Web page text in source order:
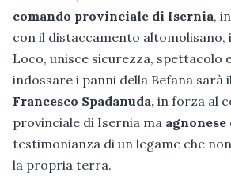
comando provinciale di Isernia,
con il distaccamento altomolisano,
Loco, unisce sicurezza, spettacolo
indossare i panni della Befana sarà
Francesco Spadanuda, in forza al
provinciale di Isernia ma agnonese
testimonianza di un legame che
la propria terra.